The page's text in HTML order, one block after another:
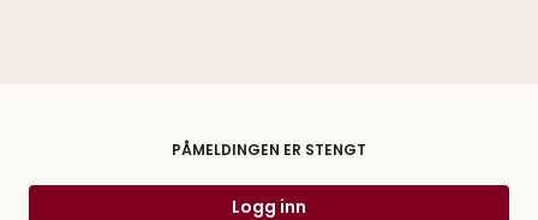
PÅMELDINGEN ER STENGT
Logg inn